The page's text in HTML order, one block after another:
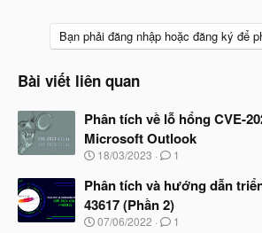
Bạn phải đăng nhập hoặc đăng ký để
Bài viết liên quan
Phân tích về lỗ hổng CVE-
Microsoft Outlook
N
à
b
ắ
18/03/2023 1
Phân tích và hướng dẫn
43617 (Phần 2)
N
07/06/2022 1